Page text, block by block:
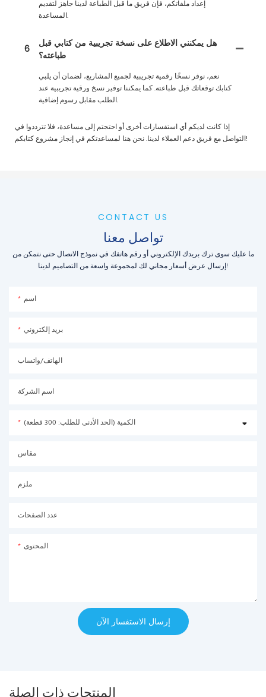
إعداد ملفاتكم، فإن فريق ما قبل الطباعة لدينا جاهز لتقديم
المساعدة.
6
هل يمكنني الاطلاع على نسخة تجريبية من كتابي قبل
طباعته؟
نعم، نوفر نسخًا رقمية تجريبية لجميع المشاريع، لضمان أن يلبي
كتابك توقعاتك قبل طباعته. كما يمكننا توفير نسخ ورقية تجريبية عند
الطلب مقابل رسوم إضافية.
إذا كانت لديكم أي استفسارات أخرى أو احتجتم إلى مساعدة، فلا تترددوا في
التواصل مع فريق دعم العملاء لدينا. نحن هنا لمساعدتكم في إنجاز مشروع كتابكم!
CONTACT US
تواصل معنا
ما عليك سوى ترك بريدك الإلكتروني أو رقم هاتفك في نموذج الاتصال حتى نتمكن من
إرسال عرض أسعار مجاني لك لمجموعة واسعة من التصاميم لدينا!
اسم
بريد إلكتروني
الهاتف/واتساب
اسم الشركة
الكمية (الحد الأدنى للطلب: 300 قطعة)
مقاس
ملزم
عدد الصفحات
المحتوى
إرسال الاستفسار الآن
المنتجات ذات الصلة